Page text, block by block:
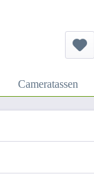
Cameratassen